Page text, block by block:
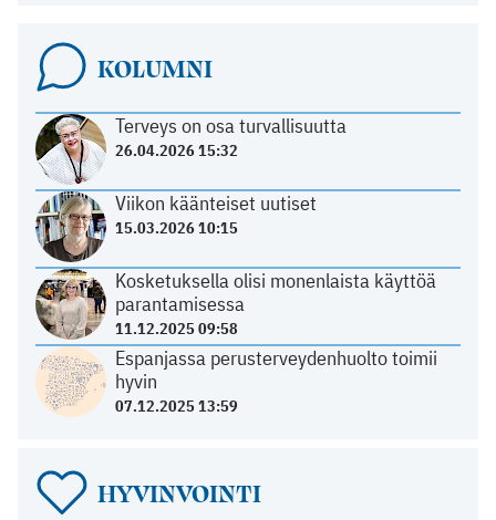
KOLUMNI
Terveys on osa turvallisuutta
26.04.2026 15:32
Viikon käänteiset uutiset
15.03.2026 10:15
Kosketuksella olisi monenlaista käyttöä
parantamisessa
11.12.2025 09:58
Espanjassa perusterveydenhuolto toimii
hyvin
07.12.2025 13:59
HYVINVOINTI